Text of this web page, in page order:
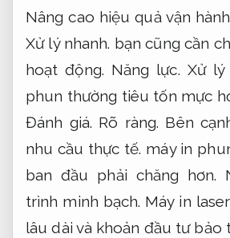
Nâng cao hiệu quả vận
Xử lý nhanh. bạn cũng cần
hoạt động. Năng lực. Xử lý
phun thường tiêu tốn mực
Đánh giá. Rõ ràng. Bên
nhu cầu thực tế. máy in
ban đầu phải chăng hơn.
trình minh bạch. Máy in
lâu dài và khoản đầu tư bảo